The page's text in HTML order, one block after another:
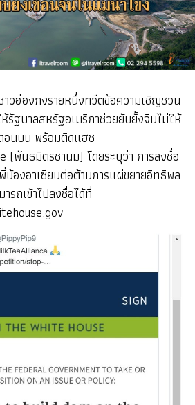
วฮ่องกงรายหนึ่งทวีตข้อความเชิญชวน
รัฐบาลสหรัฐอเมริกาช่วยยับยั้งจีนไม่ให้
อนบน พร้อมติดแฮช
(พันธมิตรชานม) โดยระบุว่า การลงชื่อ
น้องอาเซียนต่อต้านการแผ่ขยายอิทธิพล
รถเข้าไปลงชื่อได้ที่